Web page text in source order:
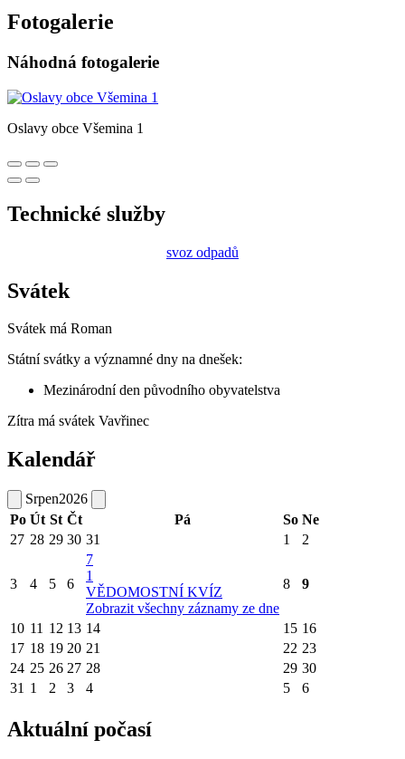
Fotogalerie
Náhodná fotogalerie
Oslavy obce Všemina 1
Technické služby
svoz odpadů
Svátek
Svátek má Roman
Státní svátky a významné dny na dnešek:
Mezinárodní den původního obyvatelstva
Zítra má svátek Vavřinec
Kalendář
Srpen2026
Po Út St Čt Pá So Ne
27 28 29 30 31 1 2
3 4 5 6
7
1
VĚDOMOSTNÍ KVÍZ
Zobrazit všechny záznamy ze dne
8 9
10 11 12 13 14 15 16
17 18 19 20 21 22 23
24 25 26 27 28 29 30
31 1 2 3 4 5 6
Aktuální počasí